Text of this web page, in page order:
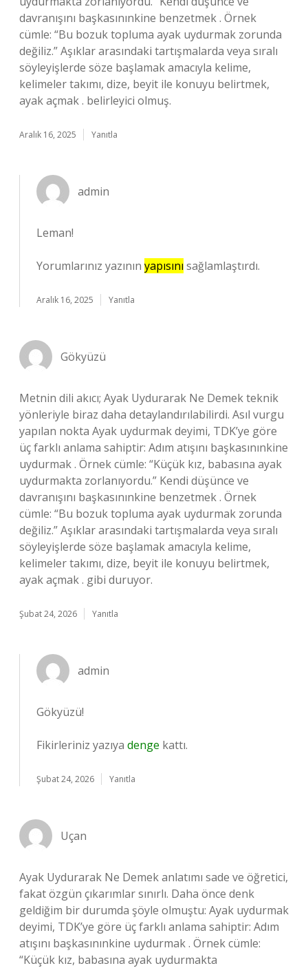
davranışını başkasınınkine benzetmek . Örnek
cümle: “Bu bozuk topluma ayak uydurmak zorunda
değiliz.” Aşıklar arasındaki tartışmalarda veya sıralı
söyleyişlerde söze başlamak amacıyla kelime,
kelimeler takımı, dize, beyit ile konuyu belirtmek,
ayak açmak . belirleyici olmuş.
Aralık 16, 2025 Yanıtla
admin
Leman!
Yorumlarınız yazının yapısını sağlamlaştırdı.
Aralık 16, 2025 Yanıtla
Gökyüzü
Metnin dili akıcı; Ayak Uydurarak Ne Demek teknik
yönleriyle biraz daha detaylandırılabilirdi. Asıl vurgu
yapılan nokta Ayak uydurmak deyimi, TDK’ye göre
üç farklı anlama sahiptir: Adım atışını başkasınınkine
uydurmak . Örnek cümle: “Küçük kız, babasına ayak
uydurmakta zorlanıyordu.” Kendi düşünce ve
davranışını başkasınınkine benzetmek . Örnek
cümle: “Bu bozuk topluma ayak uydurmak zorunda
değiliz.” Aşıklar arasındaki tartışmalarda veya sıralı
söyleyişlerde söze başlamak amacıyla kelime,
kelimeler takımı, dize, beyit ile konuyu belirtmek,
ayak açmak . gibi duruyor.
Şubat 24, 2026 Yanıtla
admin
Gökyüzü!
Fikirleriniz yazıya denge kattı.
Şubat 24, 2026 Yanıtla
Uçan
Ayak Uydurarak Ne Demek anlatımı sade ve öğretici,
fakat özgün çıkarımlar sınırlı. Daha önce denk
geldiğim bir durumda şöyle olmuştu: Ayak uydurmak
deyimi, TDK’ye göre üç farklı anlama sahiptir: Adım
atışını başkasınınkine uydurmak . Örnek cümle:
“Küçük kız, babasına ayak uydurmakta